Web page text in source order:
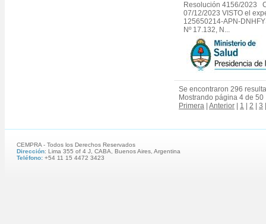
Resolución 4156/2023
07/12/2023 VISTO el
125650214-APN-
Nº 17.132, N...
Se encontraron 296
Mostrando página 4 de 50
Primera Anterior 1 2 3
CEMPRA - Todos los Derechos Reservados
Dirección: Lima 355 of 4 J, CABA, Buenos Aires, Argentina
Teléfono: +54 11 15 4472 3423